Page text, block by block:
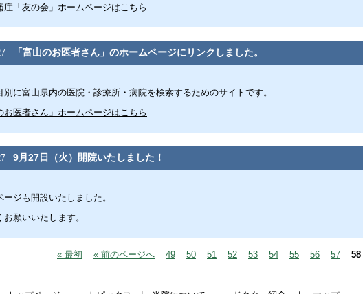
症「友の会」ホームページはこちら
「富山のお医者さん」のホームページにリンクしました。
別に富山県内の医院・診療所・病院を検索するためのサイトです。
お医者さん」ホームページはこちら
9月27日（火）開院いたしました！
ージも開設いたしました。
お願いいたします。
« 最初 « 前のページへ 49 50 51 52 53 54 55 56 57 58